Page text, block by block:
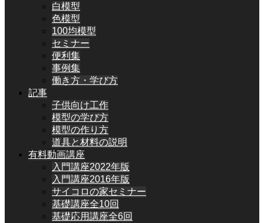
白模型
色模型
100均模型
セミナー
便利集
事例集
働き方・学び方
記事
子供向け工作
模型の学び方
模型の作り方
道具と材料の説明
有料動画講座
入門講座2022年版
入門講座2016年版
サイコロの家セミナー
基礎講座全10回
基礎応用講座全6回